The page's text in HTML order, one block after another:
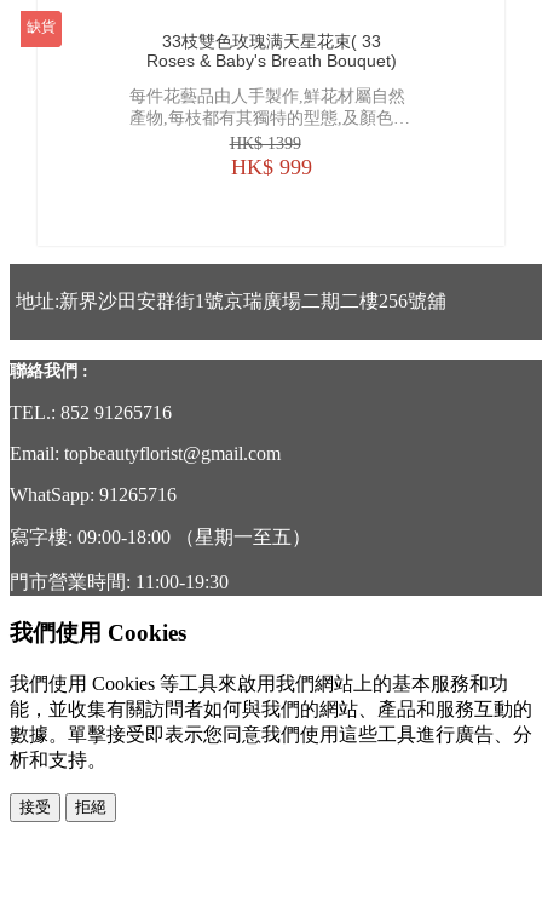
折扣
缺貨
33枝雙色玫瑰满天星花束( 33
Roses & Baby's Breath Bouquet)
每件花藝品由人手製作,鮮花材屬自然
產物,每枝都有其獨特的型態,及顏色的
差異, 襯花及葉亦會受季節及市場供貨
而有所調整, 所以圖片僅作參考
HK$ 1399
HK$ 999
地址:新界沙田安群街1號京瑞廣場二期二樓256號舖
聯絡我們 :
TEL.: 852 91265716
Email: topbeautyflorist@gmail.com
WhatSapp: 91265716
寫字樓: 09:00-18:00 （星期一至五）
門市營業時間: 11:00-19:30
我們使用 Cookies
我們使用 Cookies 等工具來啟用我們網站上的基本服務和功
能，並收集有關訪問者如何與我們的網站、產品和服務互動的
數據。單擊接受即表示您同意我們使用這些工具進行廣告、分
析和支持。
接受 拒絕